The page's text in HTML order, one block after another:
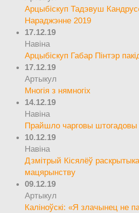
Арцыбіскуп Тадэвуш
Нараджэнне 2019
17.12.19
Навіна
Арцыбіскуп Габар Пінтэр
17.12.19
Артыкул
Многія з нямногіх
14.12.19
Навіна
Прайшло чарговы штогадовы
10.12.19
Навіна
Дзмітрый Кісялёў
мацярынству
09.12.19
Артыкул
Каліноўскі: «Я злачынец не